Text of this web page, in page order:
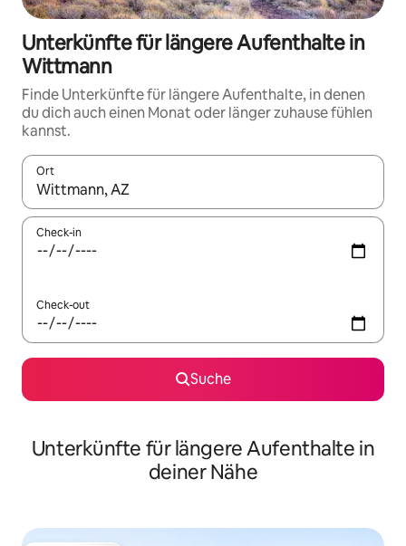
Unterkünfte für längere Aufenthalte in
Wittmann
Finde Unterkünfte für längere Aufenthalte, in denen
du dich auch einen Monat oder länger zuhause fühlen
kannst.
Ort
Wenn Ergebnisse verfügbar sind, navigiere mit den
Check-in
Check-out
Suche
Unterkünfte für längere Aufenthalte in
deiner Nähe